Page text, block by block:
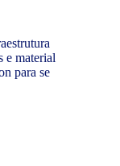
e material
para se